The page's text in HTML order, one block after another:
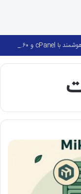
مدیریت پیشگیرانه سرور؛ آموزش مانیتورینگ هوشمند با cPanel و ۳۶۰ Monitoring